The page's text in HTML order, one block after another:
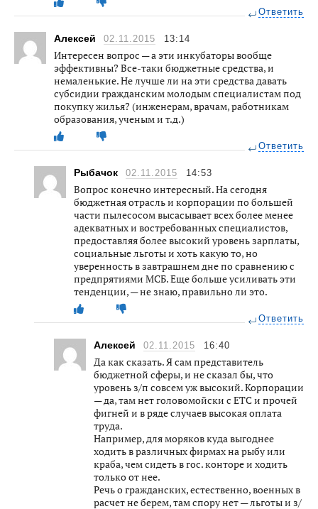
Ответить
Алексей 02.11.2015 13:14
Интересен вопрос — а эти инкубаторы вообще
эффективны? Все-таки бюджетные средства, и
немаленькие. Не лучше ли на эти средства давать
субсидии гражданским молодым специалистам под
покупку жилья? (инженерам, врачам, работникам
образования, ученым и т.д.)
Ответить
Рыбачок 02.11.2015 14:53
Вопрос конечно интересный. На сегодня
бюджетная отрасль и корпорации по большей
части пылесосом высасывает всех более менее
адекватных и востребованных специалистов,
предоставляя более высокий уровень зарплаты,
социальные льготы и хоть какую то, но
уверенность в завтрашнем дне по сравнению с
предпрятиями МСБ. Еще больше усиливать эти
тенденции, — не знаю, правильно ли это.
Ответить
Алексей 02.11.2015 16:40
Да как сказать. Я сам представитель
бюджетной сферы, и не сказал бы, что
уровень з/п совсем уж высокий. Корпорации
— да, там нет головомойски с ЕТС и прочей
фигней и в ряде случаев высокая оплата
труда.
Например, для моряков куда выгоднее
ходить в различных фирмах на рыбу или
краба, чем сидеть в гос. конторе и ходить
только от нее.
Речь о гражданских, естественно, военных в
расчет не берем, там спору нет — льготы и з/